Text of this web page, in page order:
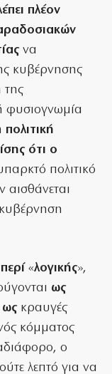
πλέον
να
κυβέρνησης
της
φυσιογνωμία
πολιτική
ότι ο
πολιτικό
αισθάνεται
«λογικής»,
ως
ως κραυγές
κόμματος
ο
λεπτό για να